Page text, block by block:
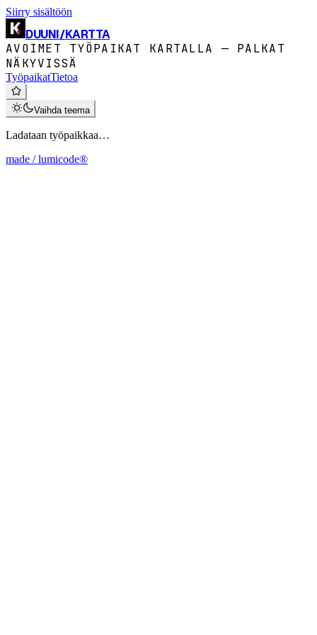
Siirry sisältöön
DUUNI/KARTTA
AVOIMET TYÖPAIKAT KARTALLA — PALKAT
NÄKYVISSÄ
TyöpaikatTietoa
Vaihda teema
Ladataan työpaikkaa…
made / lumicode®